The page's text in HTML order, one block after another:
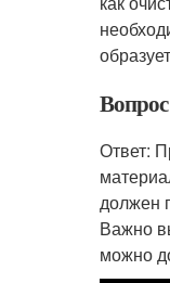
Ответ:
должен
Важно
можно